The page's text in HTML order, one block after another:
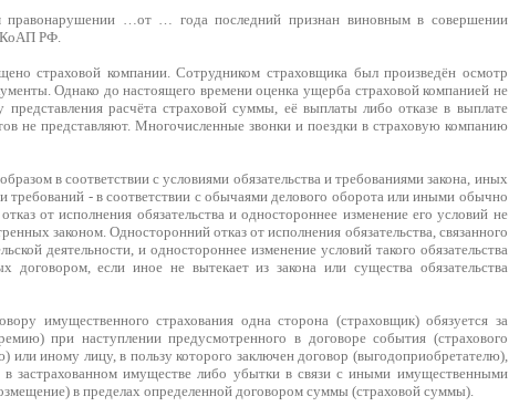
правонарушении …от … года последний признан виновным в совершении
КоАП РФ.
страховой компании. Сотрудником страховщика был произведён осмотр
Однако до настоящего времени оценка ущерба страховой компанией не
расчёта страховой суммы, её выплаты либо отказе в выплате
не представляют. Многочисленные звонки и поездки в страховую компанию
в соответствии с условиями обязательства и требованиями закона, иных
требований - в соответствии с обычаями делового оборота или иными обычно
от исполнения обязательства и одностороннее изменение его условий не
законом. Односторонний отказ от исполнения обязательства, связанного
деятельности, и одностороннее изменение условий такого обязательства
договором, если иное не вытекает из закона или существа обязательства
имущественного страхования одна сторона (страховщик) обязуется за
при наступлении предусмотренного в договоре события (страхового
или иному лицу, в пользу которого заключен договор (выгодоприобретателю),
застрахованном имуществе либо убытки в связи с иными имущественными
в пределах определенной договором суммы (страховой суммы).